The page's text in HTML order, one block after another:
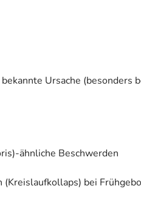
Ursache (besonders
ähnliche Beschwerden
(Kreislaufkollaps) bei